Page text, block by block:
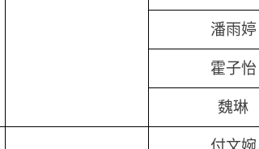
潘雨婷
霍子怡
魏琳